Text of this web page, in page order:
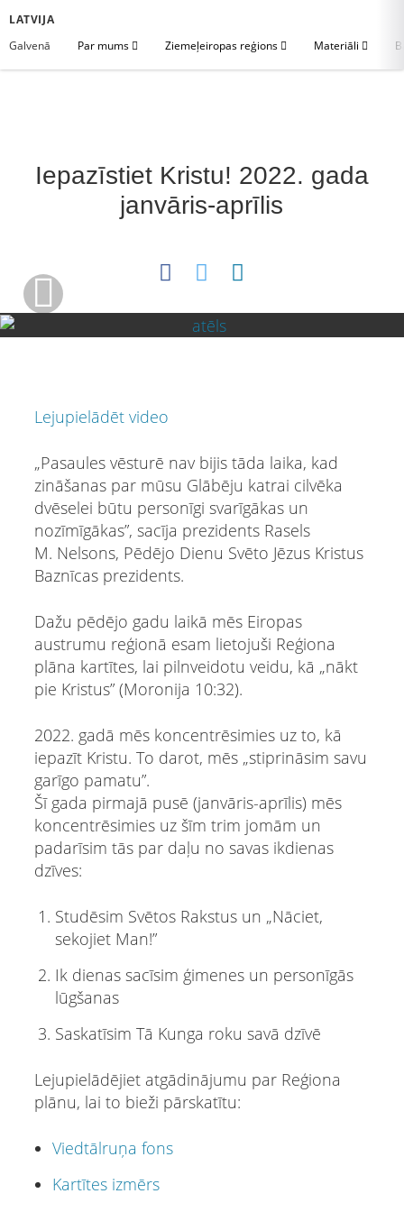
LATVIJA
Galvenā
Par mums Ziemeļeiropas reģions Materiāli
Iepazīstiet Kristu! 2022. gada
janvāris-aprīlis
Lejupielādēt video
„Pasaules vēsturē nav bijis tāda laika, kad
zināšanas par mūsu Glābēju katrai cilvēka
dvēselei būtu personīgi svarīgākas un
nozīmīgākas”, sacīja prezidents Rasels
M. Nelsons, Pēdējo Dienu Svēto Jēzus Kristus
Baznīcas prezidents.
Dažu pēdējo gadu laikā mēs Eiropas
austrumu reģionā esam lietojuši Reģiona
plāna kartītes, lai pilnveidotu veidu, kā „nākt
pie Kristus” (Moronija 10:32).
2022. gadā mēs koncentrēsimies uz to, kā
iepazīt Kristu. To darot, mēs „stiprināsim savu
garīgo pamatu”.
Šī gada pirmajā pusē (janvāris-aprīlis) mēs
koncentrēsimies uz šīm trim jomām un
padarīsim tās par daļu no savas ikdienas
dzīves:
Studēsim Svētos Rakstus un „Nāciet,
sekojiet Man!”
Ik dienas sacīsim ģimenes un personīgās
lūgšanas
Saskatīsim Tā Kunga roku savā dzīvē
Lejupielādējiet atgādinājumu par Reģiona
plānu, lai to bieži pārskatītu:
Viedtālruņa fons
Kartītes izmērs